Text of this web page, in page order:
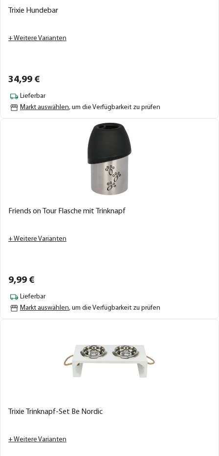
Trixie Hundebar
+ Weitere Varianten
34,99 €
Lieferbar
Markt auswählen, um die Verfügbarkeit zu prüfen
Friends on Tour Flasche mit Trinknapf
+ Weitere Varianten
9,99 €
Lieferbar
Markt auswählen, um die Verfügbarkeit zu prüfen
Trixie Trinknapf-Set Be Nordic
+ Weitere Varianten